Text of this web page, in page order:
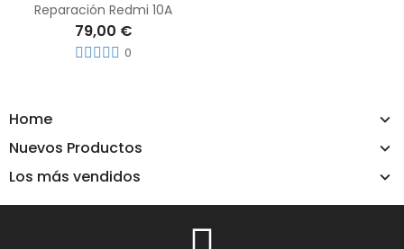
Home
Nuevos Productos
Los más vendidos
Reparación Redmi 10A
79,00 €
0